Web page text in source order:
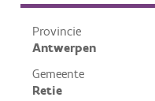
Provincie
Antwerpen
Gemeente
Retie